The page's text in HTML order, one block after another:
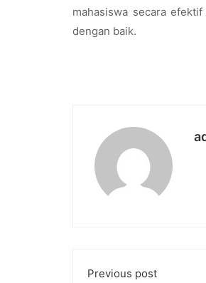
mahasiswa secara
dengan baik.
Previous post